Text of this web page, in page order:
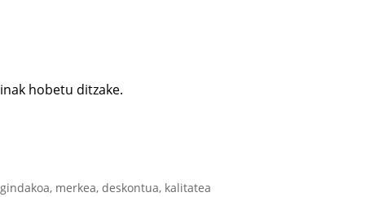
hobetu ditzake.
merkea, deskontua, kalitatea